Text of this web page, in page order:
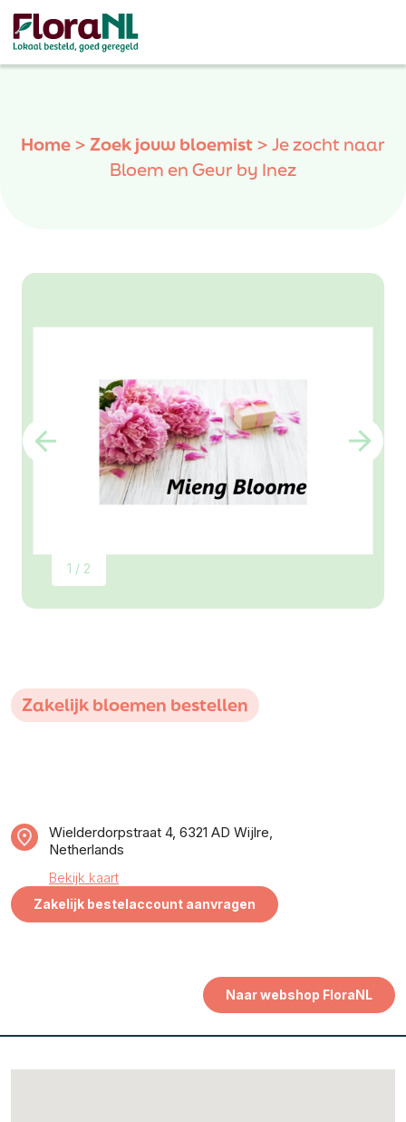
Home>Zoek jouw bloemist>Je zocht naar
Bloem en Geur by Inez
1 / 2
Zakelijk bloemen bestellen
Wielderdorpstraat 4, 6321 AD Wijlre,
Netherlands
Bekijk kaart
Zakelijk bestelaccount aanvragen
Naar webshop FloraNL